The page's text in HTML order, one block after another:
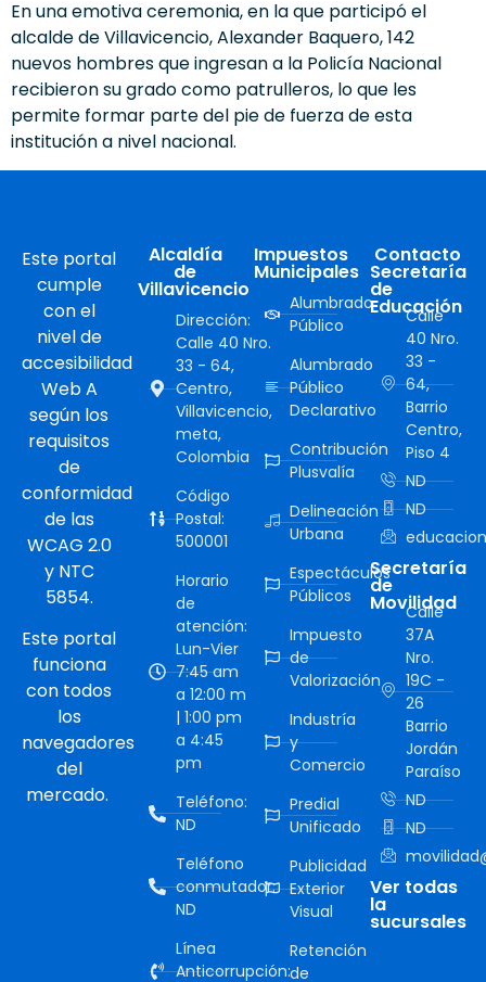
En una emotiva ceremonia, en la que participó el
alcalde de Villavicencio, Alexander Baquero, 142
nuevos hombres que ingresan a la Policía Nacional
recibieron su grado como patrulleros, lo que les
permite formar parte del pie de fuerza de esta
institución a nivel nacional.
Este portal
cumple
con el
nivel de
accesibilidad
Web A
según los
requisitos
de
conformidad
de las
WCAG 2.0
y NTC
5854.
Este portal
funciona
con todos
los
navegadores
del
mercado.
Alcaldía
de
Villavicencio
Dirección:
Calle 40 Nro.
33 - 64,
Centro,
Villavicencio,
meta,
Colombia
Código
Postal:
500001
Horario
de
atención:
Lun-Vier
7:45 am
a 12:00 m
| 1:00 pm
a 4:45
pm
Teléfono:
ND
Teléfono
conmutador:
ND
Línea
Anticorrupción:
Impuestos
Municipales
Alumbrado
Público
Alumbrado
Público
Declarativo
Contribución
Plusvalía
Delineación
Urbana
Espectáculos
Públicos
Impuesto
de
Valorización
Industría
y
Comercio
Predial
Unificado
Publicidad
Exterior
Visual
Retención
de
Contacto
Secretaría
de
Educación
Calle
40 Nro.
33 -
64,
Barrio
Centro,
Piso 4
ND
ND
Secretaría
de
Movilidad
Calle
37A
Nro.
19C -
26
Barrio
Jordán
Paraíso
ND
ND
Ver todas
la
sucursales